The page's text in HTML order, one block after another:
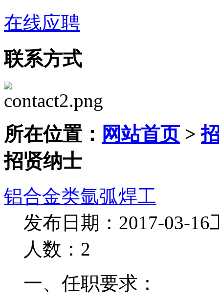
在线应聘
联系方式
所在位置： 网站首页>
招贤纳士
铝合金类氩弧焊工
发布日期：2017-03-16
人数：2
一、任职要求：